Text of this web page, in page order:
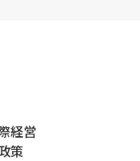
経営
策